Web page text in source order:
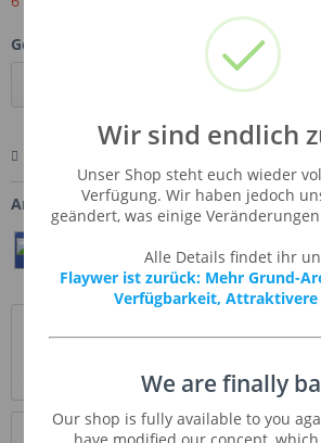
Gebinde:
Artikel-Nr.: TFA-GINALENF
Twittern Pin It
Gallonen können wir auf speziellen...
Bewertungen
0
Wir sind endlich
Unser Shop steht euch wieder
Verfügung. Wir haben jedoch
geändert, was einige
Alle Details findet ihr
Flaywer ist zurück: Mehr Grund-
Verfügbarkeit, Attraktivere
We are finally
Our shop is fully available to you